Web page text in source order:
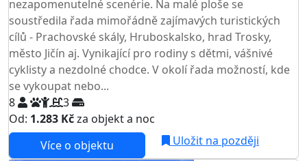
nezapomenutelné scenérie. Na malé ploše se
soustředila řada mimořádně zajímavých turistických
cílů - Prachovské skály, Hruboskalsko, hrad Trosky,
město Jičín aj. Vynikající pro rodiny s dětmi, vášnivé
cyklisty a nezdolné chodce. V okolí řada možností, kde
se vykoupat nebo...
8
3
Od: 1.283 Kčza objekt a noc
Více o objektu
Uložit na později